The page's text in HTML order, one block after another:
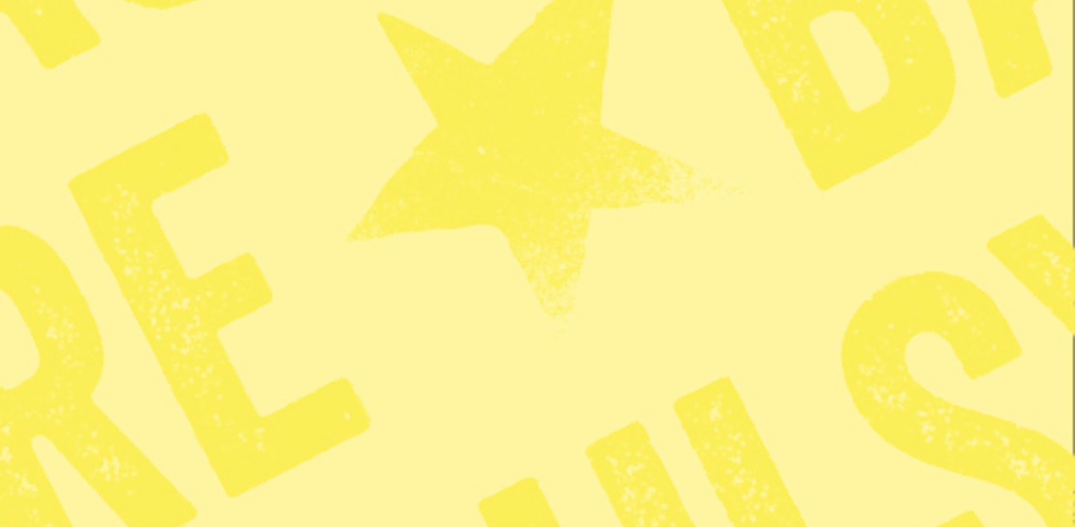
Det är virusvarianten H1N2 som smittat en person, rapporterar Vetenskapsradion
Viruset drabbar vanligen grisar och det är mycket ovanligt att det också smittar
människor. Bara ett 50-tal fall har konstaterats sedan 2005 och bara ett fåtal av
dessa har varit i Europa.
Enligt Björn Olsen, professor i infektionssjukdomar vid Uppsala universitet, finns
det ingen anledning till oro i nuläget för den H1N2.
– Man ska ha bevakning av den här typen av virus men än så länge har det inte
blivit någon spridning från person till person.
Den smittade personen har bara lätta luftvägssymtom och smittan upptäcktes vid en
rutinkontroll.
Under 2009 cirkulerade en annan variant av svininfluensa, H1N1, som utvecklades
till en pandemi och ledde till att hundratusentals människor dog.
KATEGORI
Utrikes
TAGGAR
Miljö